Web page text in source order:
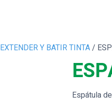
EXTENDER Y BATIR TINTA/
Espátula